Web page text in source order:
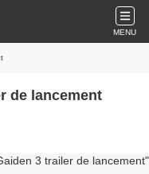
MENU
de lancement